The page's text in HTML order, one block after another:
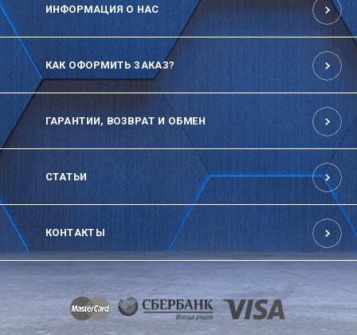
ИНФОРМАЦИЯ О НАС
КАК ОФОРМИТЬ ЗАКАЗ?
ГАРАНТИИ, ВОЗВРАТ И ОБМЕН
СТАТЬИ
КОНТАКТЫ